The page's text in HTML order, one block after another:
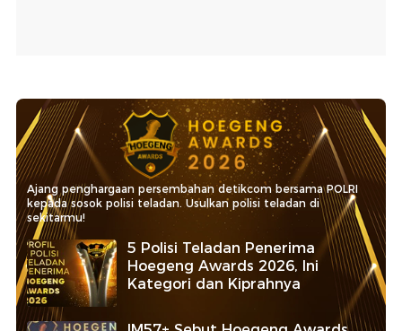
Ajang penghargaan persembahan detikcom bersama POLRI
kepada sosok polisi teladan. Usulkan polisi teladan di
sekitarmu!
5 Polisi Teladan Penerima
Hoegeng Awards 2026, Ini
Kategori dan Kiprahnya